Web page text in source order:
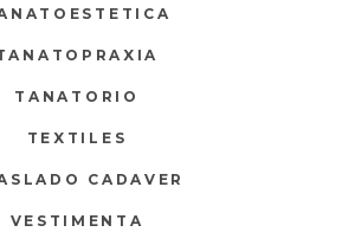
TANATORIO
TEXTILES
CADAVER
VESTIMENTA